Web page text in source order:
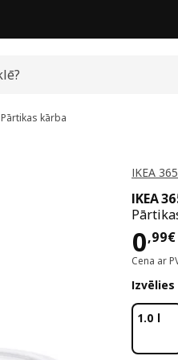
Pārtikas kārba
IKEA
IKEA
0,99€
Cena ar
1.0 l